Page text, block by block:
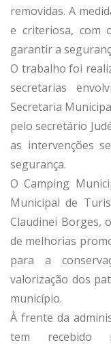
removidas. A
e criteriosa, com
garantir a
O trabalho foi
secretarias
Secretaria
pelo secretário
as intervenções
segurança.
O Camping
Municipal de
Claudinei Borges,
de melhorias
para a
valorização dos
município.
À frente da
tem recebido